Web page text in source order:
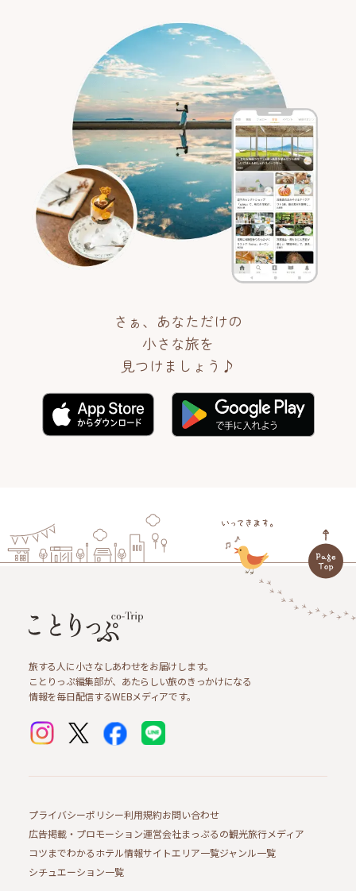
さぁ、あなただけの
小さな旅を
見つけましょう♪
旅する人に小さなしあわせをお届けします。
ことりっぷ編集部が、あたらしい旅のきっかけになる
情報を毎日配信するWEBメディアです。
プライバシーポリシー利用規約お問い合わせ
広告掲載・プロモーション運営会社まっぷるの観光旅行メディア
コツまでわかるホテル情報サイトエリア一覧ジャンル一覧
シチュエーション一覧